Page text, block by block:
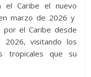
el Caribe el nuevo
marzo de 2026 y
por el Caribe desde
visitando los
tropicales que su